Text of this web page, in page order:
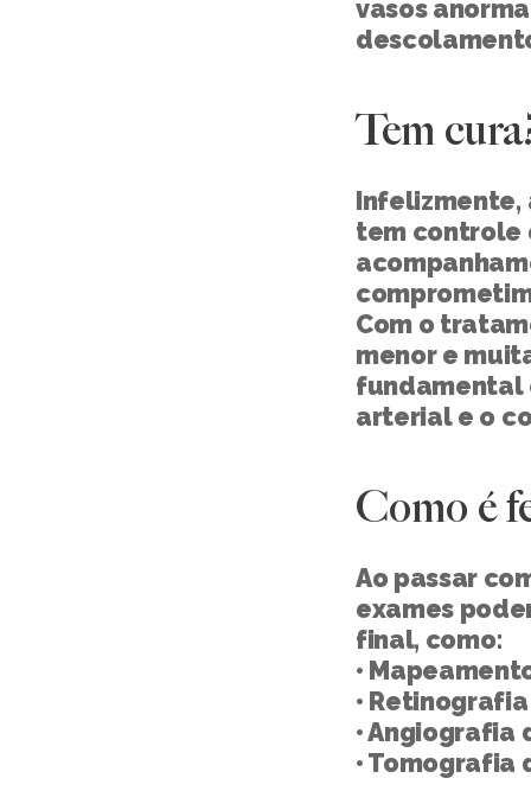
vasos
Tem
Infelizmente,
tem controle
Com o
menor e
fundamental
arterial e o
Como é
Ao passar
exames
final, como:
•
•
• Angiografia
• Tomografia